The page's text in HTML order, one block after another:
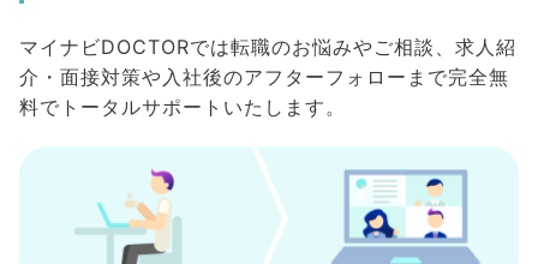
マイナビDOCTORでは転職のお悩みやご相談、求人紹
介・面接対策や入社後のアフターフォローまで完全無
料でトータルサポートいたします。